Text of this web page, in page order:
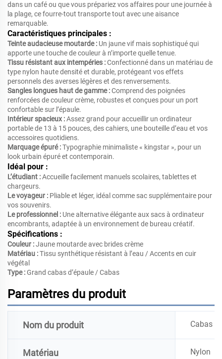
dans un café ou que vous prépariez vos affaires pour une journée à
la plage, ce fourre-tout transporte tout avec une aisance
remarquable.
Caractéristiques principales :
Teinte audacieuse moutarde : Un jaune vif mais sophistiqué qui
apporte une touche de couleur à n’importe quelle tenue.
Tissu résistant aux intempéries :Confectionné dans un matériau de
type nylon haute densité et durable, protégeant vos effets
personnels des averses légères et des renversements.
Sangles longues haut de gamme :Comprend des poignées
renforcées de couleur crème, robustes et conçues pour un port
confortable sur l’épaule.
Intérieur spacieux :Assez grand pour accueillir un ordinateur
portable de 13 à 15 pouces, des cahiers, une bouteille d’eau et vos
accessoires quotidiens.
Marquage épuré :Typographie minimaliste « kingstar », pour un
look urbain épuré et contemporain.
Idéal pour :
L’étudiant :Accueille facilement manuels scolaires, tablettes et
chargeurs.
Le voyageur : Pliable et léger, idéal comme sac supplémentaire pour
vos souvenirs.
Le professionnel : Une alternative élégante aux sacs à ordinateur
encombrants, adaptée à un environnement de bureau créatif.
Spécifications :
Couleur :Jaune moutarde avec brides crème
Matériau :Tissu synthétique résistant à l’eau / Accents en cuir
végétal
Type :Grand cabas d’épaule / Cabas
Paramètres du produit
Nom du produit Cabas
Matériau Nylon